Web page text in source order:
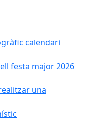
calendari
festa major 2026
una